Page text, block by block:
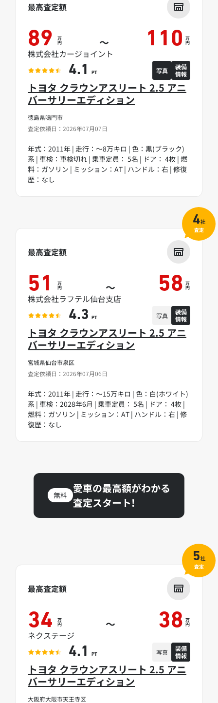
徳島県鳴門市
査定依頼日：2026年07月07日
トヨタ クラウンアスリート 2.5 アニ
バーサリーエディション
年式：2011年 | 走行：～8万キロ | 色：黒(ブラック)
系 | 車検：車検切れ | 乗車定員： 5名 | ドア： 4枚 | 燃
料：ガソリン | ミッション：AT | ハンドル：右 | 修復
歴：なし
最高査定額
89 万
円 ～ 110 万
円
株式会社カージョイント
4.1 PT 写真
装備
情報
宮城県仙台市泉区
査定依頼日：2026年07月06日
トヨタ クラウンアスリート 2.5 アニ
バーサリーエディション
年式：2011年 | 走行：～15万キロ | 色：白(ホワイト)
系 | 車検：2028年6月 | 乗車定員： 5名 | ドア： 4枚 |
燃料：ガソリン | ミッション：AT | ハンドル：右 | 修
復歴：なし
最高査定額
51 万
円 ～ 58 万
円
株式会社ラフテル仙台支店
4.3 PT 写真
装備
情報
4社
査定
無料
愛車の最高額がわかる
査定スタート!
大阪府大阪市天王寺区
トヨタ クラウンアスリート 2.5 アニ
バーサリーエディション
最高査定額
34 万
円 ～ 38 万
円
ネクステージ
4.1 PT 写真
装備
情報
5社
査定